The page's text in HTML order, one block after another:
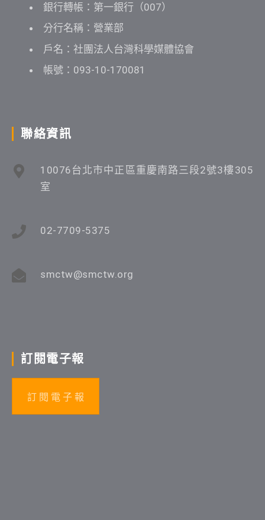
銀行轉帳：第一銀行（007）
分行名稱：營業部
戶名：社團法人台灣科學媒體協會
帳號：093-10-170081
聯絡資訊
10076台北市中正區重慶南路三段2號3樓305
室
02-7709-5375
smctw@smctw.org
訂閱電子報
訂 閱 電 子 報